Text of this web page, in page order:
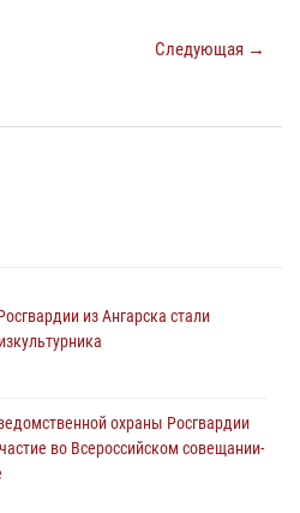
Следующая →
из Ангарска стали
охраны Росгвардии
во Всероссийском совещании-